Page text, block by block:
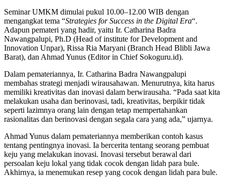
Seminar UMKM dimulai pukul 10.00–12.00 WIB dengan
mengangkat tema “Strategies for Success in the Digital Era“.
Adapun pemateri yang hadir, yaitu Ir. Catharina Badra
Nawangpalupi, Ph.D (Head of institute for Development and
Innovation Unpar), Rissa Ria Maryani (Branch Head Blibli Jawa
Barat), dan Ahmad Yunus (Editor in Chief Sokoguru.id).
Dalam pemateriannya, Ir. Catharina Badra Nawangpalupi
membahas strategi menjadi wirausahawan. Menurutnya, kita harus
memiliki kreativitas dan inovasi dalam berwirausaha. “Pada saat kita
melakukan usaha dan berinovasi, tadi, kreativitas, berpikir tidak
seperti lazimnya orang lain dengan tetap mempertahankan
rasionalitas dan berinovasi dengan segala cara yang ada,” ujarnya.
Ahmad Yunus dalam pemateriannya memberikan contoh kasus
tentang pentingnya inovasi. Ia bercerita tentang seorang pembuat
keju yang melakukan inovasi. Inovasi tersebut berawal dari
persoalan keju lokal yang tidak cocok dengan lidah para bule.
Akhirnya, ia menemukan resep yang cocok dengan lidah para bule.